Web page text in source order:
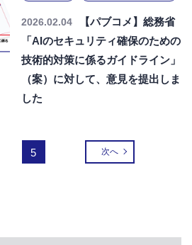
2026.02.04
【パブコメ】総務省
「AIのセキュリティ確保のための
技術的対策に係るガイドライン」
（案）に対して、意見を提出しま
した
5 次へ